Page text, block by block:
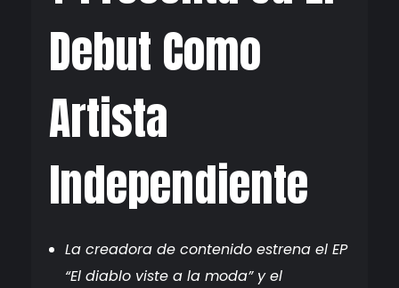
Debut Como
Artista
Independiente
La creadora de contenido estrena el EP
“El diablo viste a la moda” y el